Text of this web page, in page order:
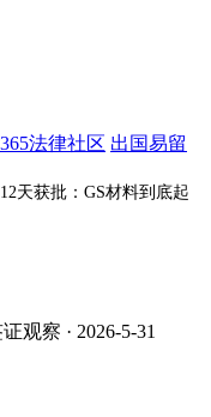
法律社区 出国易留
天获批：GS材料到底起
观察 · 2026-5-31